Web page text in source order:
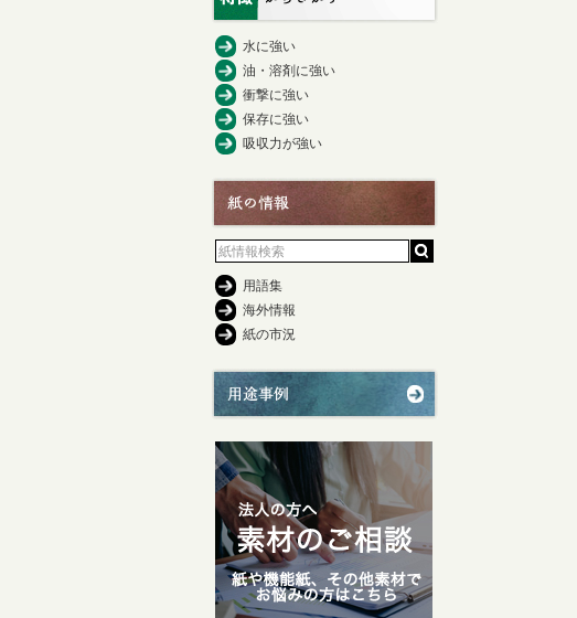
水に強い
油・溶剤に強い
衝撃に強い
保存に強い
吸収力が強い
用語集
海外情報
紙の市況